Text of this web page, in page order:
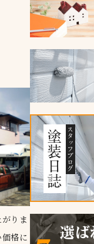
りま
格に
スタッフブログ
塗装日誌